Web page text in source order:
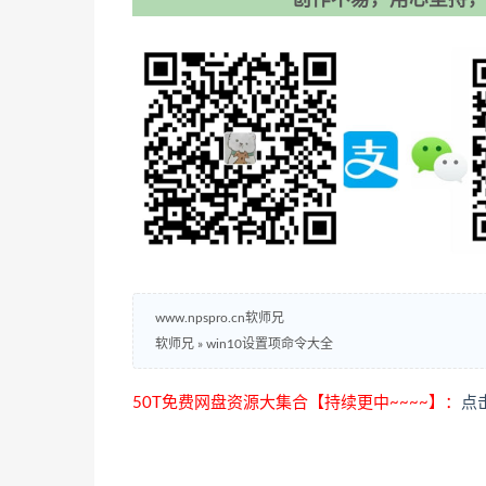
www.npspro.cn软师兄
软师兄 » win10设置项命令大全
50T免费网盘资源大集合【持续更中~~~~】： 点